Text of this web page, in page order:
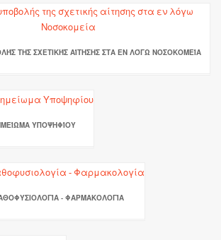
ΤΗΣ ΣΧΕΤΙΚΉΣ ΑΊΤΗΣΗΣ ΣΤΑ ΕΝ ΛΌΓΩ ΝΟΣΟΚΟΜΕΊΑ
ΥΠΟΨΗΦΊΟΥ
- ΦΑΡΜΑΚΟΛΟΓΊΑ